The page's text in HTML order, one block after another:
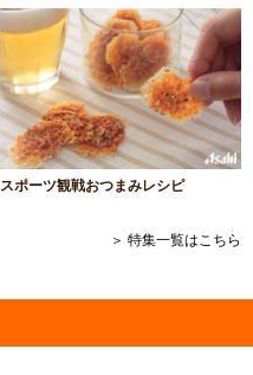
スポーツ観戦おつまみレシピ
＞ 特集一覧はこちら